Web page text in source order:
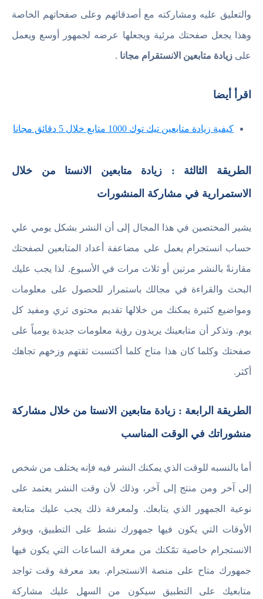
والتعليق عليه ومشاركته مع أصدقائهم وعلى صفحاتهم الخاصة
وهذا يجعل صفحتك مرئية ويجعلها عرضه لجمهور أوسع ويعمل
على زيادة متابعين الانستقرام مجانا .
اقرأ أيضا
كيفية زيادة متابعين تيك توك 1000 متابع خلال 5 دقائق مجانا
الطريقة الثالثة : زيادة متابعين الانستا من خلال
الاستمرارية في مشاركة المنشورات
يشير المختصين في هذا المجال إلى أن النشر بشكل يومي علي
حساب انستجرام يعمل على مضاعفة أعداد المتابعين لصفحتك
مقارنةً بالنشر مرتين أو ثلاث مرات في الأسبوع. لذا يجب عليك
البحث والقراءة في مجالك باستمرار للحصول على معلومات
ومواضيع كثيرة يمكنك من خلالها تقديم محتوى ثري ومفيد كل
يوم. وتذكر أن متابعينك يريدون رؤية معلومات جديدة يومياً على
صفحتك وكلما كان هذا متاح كلما أكتسبت ثقتهم وزخهم تجاهك
أكثر.
الطريقة الرابعة : زيادة متابعين الانستا من خلال مشاركة
منشوراتك في الوقت المناسب
أما بالنسبه للوقت الذي يمكنك النشر فيه فإنه يختلف من شخص
إلى آخر ومن منتج إلى آخر، وذلك لأن وقت النشر يعتمد على
نوعية الجمهور الذي يتابعك. ولمعرفة ذلك يجب عليك متابعة
الأوقات التي يكون فيها جمهورك نشط على التطبيق، ويوفر
الانستجرام خاصية تمّكنك من معرفة الساعات التي يكون فيها
جمهورك متاح على منصة الانستجرام. بعد معرفة وقت تواجد
متابعيك على التطبيق سيكون من السهل عليك مشاركة